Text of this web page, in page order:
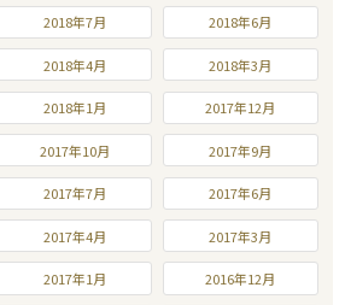
2018年7月 2018年6月
2018年4月 2018年3月
2018年1月 2017年12月
2017年10月 2017年9月
2017年7月 2017年6月
2017年4月 2017年3月
2017年1月 2016年12月